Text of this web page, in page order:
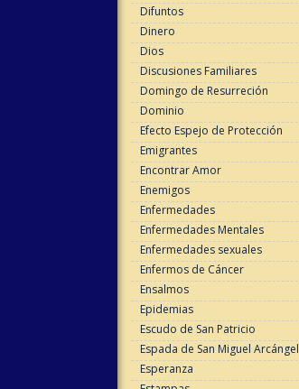
Difuntos
Dinero
Dios
Discusiones Familiares
Domingo de Resurreción
Dominio
Efecto Espejo de Protección
Emigrantes
Encontrar Amor
Enemigos
Enfermedades
Enfermedades Mentales
Enfermedades sexuales
Enfermos de Cáncer
Ensalmos
Epidemias
Escudo de San Patricio
Espada de San Miguel Arcángel
Esperanza